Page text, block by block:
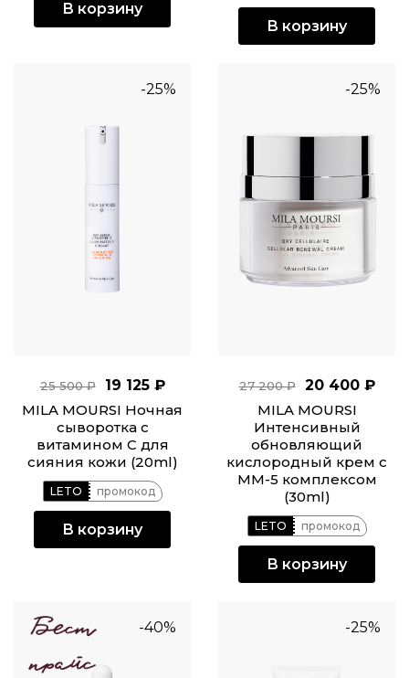
В корзину
В корзину
-25%
25 500 ₽
19 125 ₽
MILA MOURSI Ночная
сыворотка с
витамином С для
сияния кожи (20ml)
LETO промокод
В корзину
-25%
27 200 ₽
20 400 ₽
MILA MOURSI
Интенсивный
обновляющий
кислородный крем с
ММ-5 комплексом
(30ml)
LETO промокод
В корзину
-40% -25%